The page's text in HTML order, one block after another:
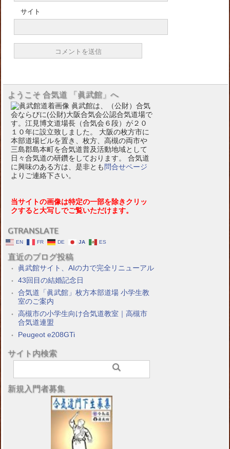
サイト
ようこそ 合気道 「眞武館」へ
眞武館は、（公財）合気
会ならびに(公財)大阪合気会公認合気道場で
す。江見博文道場長（合気会６段）が２０
１０年に設立致しました。 大阪の枚方市に
本部道場ビルを置き、枚方、高槻の両市や
三島郡島本町を合気道普及活動地域として
日々合気道の研鑽をしております。 合気道
に興味のある方は、是非とも 問合せページ
よりご連絡下さい。
当サイトの画像は特定の一部を除きクリッ
クすると大写しでご覧いただけます。
GTRANSLATE
EN FR DE JA ES
直近のブログ投稿
眞武館サイト、AIの力で完全リニューアル
43回目の結婚記念日
合気道「眞武館」枚方本部道場 小学生教
室のご案内
高槻市の小学生向け合気道教室｜高槻市
合気道連盟
Peugeot e208GTi
サイト内検索
新規入門者募集